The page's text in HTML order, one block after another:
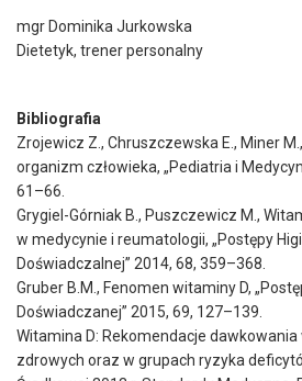
mgr Dominika Jurkowska
Dietetyk, trener personalny
Bibliografia
Zrojewicz Z., Chruszczewska E., Miner
organizm człowieka, „Pediatria i
61–66.
Grygiel-Górniak B., Puszczewicz M.,
w medycynie i reumatologii, „Postępy
Doświadczalnej” 2014, 68, 359–368.
Gruber B.M., Fenomen witaminy D,
Doświadczanej” 2015, 69, 127–139.
Witamina D: Rekomendacje dawkowania
zdrowych oraz w grupach ryzyka